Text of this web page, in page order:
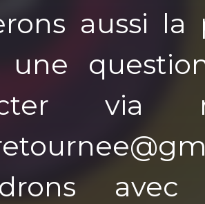
aussi la
une
via